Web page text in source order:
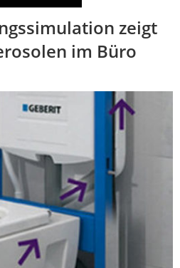
zeigt
im Büro